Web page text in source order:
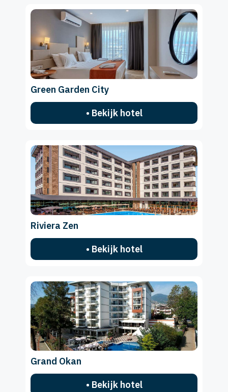
Green Garden City
• Bekijk hotel
Riviera Zen
• Bekijk hotel
Grand Okan
• Bekijk hotel